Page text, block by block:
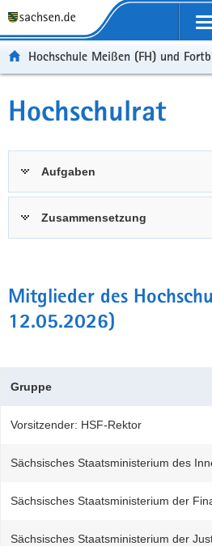
Portalübergreifende
Hochschule Meißen (FH) und
Hochschulrat
Aufgaben
Zusammensetzung
Mitglieder des
12.05.2026)
Gruppe
Vorsitzender: HSF-Rektor
Sächsisches Staatsministerium des
Sächsisches Staatsministerium der
Sächsisches Staatsministerium der